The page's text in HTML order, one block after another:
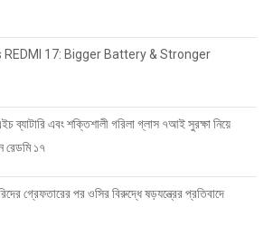
17: Bigger Battery & Stronger
ব্যাটারি এবং শক্তিশালী গরিলা গ্লাস ৭আই সুরক্ষা নিয়ে
রেডমি ১৭
গ্রেফতারের পর ওসির বিরুদ্ধে ষড়যন্ত্রের প্রতিবাদে